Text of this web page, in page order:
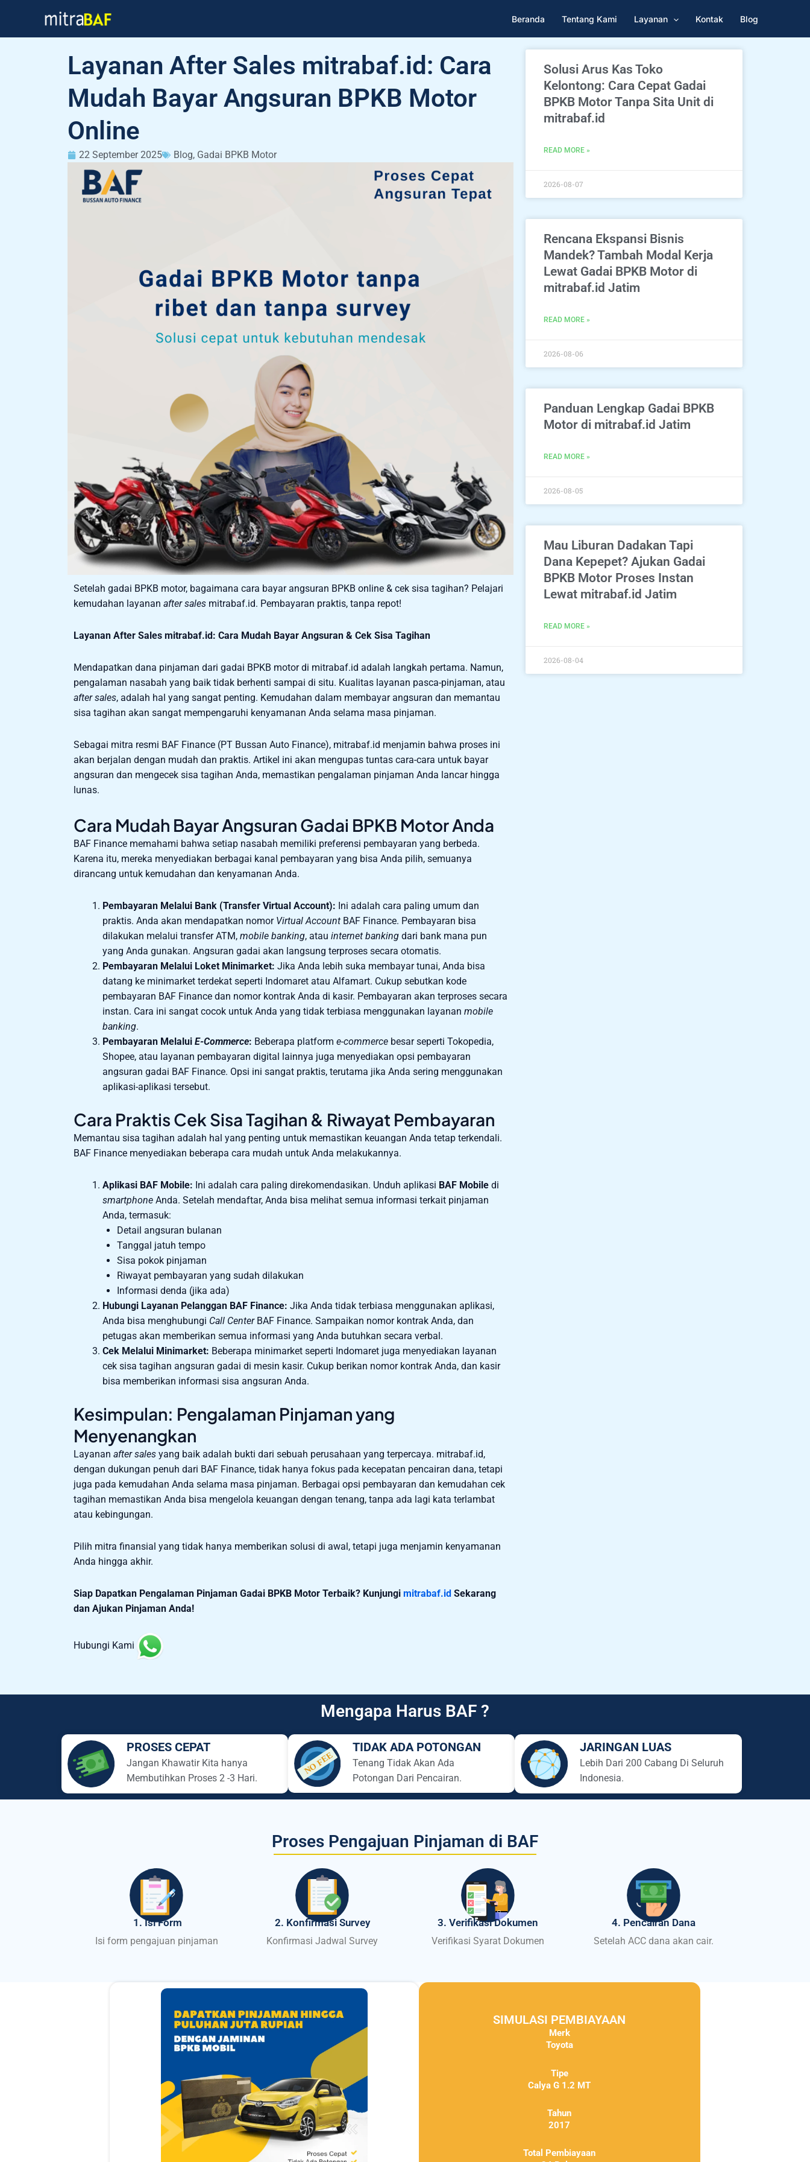
content
Beranda Tentang Kami Layanan Kontak Blog
Layanan After Sales mitrabaf.id: Cara
Mudah Bayar Angsuran BPKB Motor
Online
22 September 2025 Blog, Gadai BPKB Motor
Setelah gadai BPKB motor, bagaimana cara bayar angsuran BPKB online & cek sisa tagihan? Pelajari
kemudahan layanan after sales mitrabaf.id. Pembayaran praktis, tanpa repot!
Layanan After Sales mitrabaf.id: Cara Mudah Bayar Angsuran & Cek Sisa Tagihan
Mendapatkan dana pinjaman dari gadai BPKB motor di mitrabaf.id adalah langkah pertama. Namun,
pengalaman nasabah yang baik tidak berhenti sampai di situ. Kualitas layanan pasca-pinjaman, atau
after sales, adalah hal yang sangat penting. Kemudahan dalam membayar angsuran dan memantau
sisa tagihan akan sangat mempengaruhi kenyamanan Anda selama masa pinjaman.
Sebagai mitra resmi BAF Finance (PT Bussan Auto Finance), mitrabaf.id menjamin bahwa proses ini
akan berjalan dengan mudah dan praktis. Artikel ini akan mengupas tuntas cara-cara untuk bayar
angsuran dan mengecek sisa tagihan Anda, memastikan pengalaman pinjaman Anda lancar hingga
lunas.
Cara Mudah Bayar Angsuran Gadai BPKB Motor Anda
BAF Finance memahami bahwa setiap nasabah memiliki preferensi pembayaran yang berbeda.
Karena itu, mereka menyediakan berbagai kanal pembayaran yang bisa Anda pilih, semuanya
dirancang untuk kemudahan dan kenyamanan Anda.
Pembayaran Melalui Bank (Transfer Virtual Account): Ini adalah cara paling umum dan
praktis. Anda akan mendapatkan nomor Virtual Account BAF Finance. Pembayaran bisa
dilakukan melalui transfer ATM, mobile banking, atau internet banking dari bank mana pun
yang Anda gunakan. Angsuran gadai akan langsung terproses secara otomatis.
Pembayaran Melalui Loket Minimarket: Jika Anda lebih suka membayar tunai, Anda bisa
datang ke minimarket terdekat seperti Indomaret atau Alfamart. Cukup sebutkan kode
pembayaran BAF Finance dan nomor kontrak Anda di kasir. Pembayaran akan terproses secara
instan. Cara ini sangat cocok untuk Anda yang tidak terbiasa menggunakan layanan mobile
banking.
Pembayaran Melalui E-Commerce: Beberapa platform e-commerce besar seperti Tokopedia,
Shopee, atau layanan pembayaran digital lainnya juga menyediakan opsi pembayaran
angsuran gadai BAF Finance. Opsi ini sangat praktis, terutama jika Anda sering menggunakan
aplikasi-aplikasi tersebut.
Cara Praktis Cek Sisa Tagihan & Riwayat Pembayaran
Memantau sisa tagihan adalah hal yang penting untuk memastikan keuangan Anda tetap terkendali.
BAF Finance menyediakan beberapa cara mudah untuk Anda melakukannya.
Aplikasi BAF Mobile: Ini adalah cara paling direkomendasikan. Unduh aplikasi BAF Mobile di
smartphone Anda. Setelah mendaftar, Anda bisa melihat semua informasi terkait pinjaman
Anda, termasuk:
Detail angsuran bulanan
Tanggal jatuh tempo
Sisa pokok pinjaman
Riwayat pembayaran yang sudah dilakukan
Informasi denda (jika ada)
Hubungi Layanan Pelanggan BAF Finance: Jika Anda tidak terbiasa menggunakan aplikasi,
Anda bisa menghubungi Call CenterBAF Finance. Sampaikan nomor kontrak Anda, dan
petugas akan memberikan semua informasi yang Anda butuhkan secara verbal.
Cek Melalui Minimarket: Beberapa minimarket seperti Indomaret juga menyediakan layanan
cek sisa tagihan angsuran gadai di mesin kasir. Cukup berikan nomor kontrak Anda, dan kasir
bisa memberikan informasi sisa angsuran Anda.
Kesimpulan: Pengalaman Pinjaman yang
Menyenangkan
Layanan after sales yang baik adalah bukti dari sebuah perusahaan yang terpercaya. mitrabaf.id,
dengan dukungan penuh dari BAF Finance, tidak hanya fokus pada kecepatan pencairan dana, tetapi
juga pada kemudahan Anda selama masa pinjaman. Berbagai opsi pembayaran dan kemudahan cek
tagihan memastikan Anda bisa mengelola keuangan dengan tenang, tanpa ada lagi kata terlambat
atau kebingungan.
Pilih mitra finansial yang tidak hanya memberikan solusi di awal, tetapi juga menjamin kenyamanan
Anda hingga akhir.
Siap Dapatkan Pengalaman Pinjaman Gadai BPKB Motor Terbaik? Kunjungi mitrabaf.id Sekarang
dan Ajukan Pinjaman Anda!
Hubungi Kami
Solusi Arus Kas Toko
Kelontong: Cara Cepat Gadai
BPKB Motor Tanpa Sita Unit di
mitrabaf.id
READ MORE »
2026-08-07
Rencana Ekspansi Bisnis
Mandek? Tambah Modal Kerja
Lewat Gadai BPKB Motor di
mitrabaf.id Jatim
READ MORE »
2026-08-06
Panduan Lengkap Gadai BPKB
Motor di mitrabaf.id Jatim
READ MORE »
2026-08-05
Mau Liburan Dadakan Tapi
Dana Kepepet? Ajukan Gadai
BPKB Motor Proses Instan
Lewat mitrabaf.id Jatim
READ MORE »
2026-08-04
Mengapa Harus BAF ?
PROSES CEPAT
Jangan Khawatir Kita hanya
Membutihkan Proses 2 -3 Hari.
TIDAK ADA POTONGAN
Tenang Tidak Akan Ada
Potongan Dari Pencairan.
JARINGAN LUAS
Lebih Dari 200 Cabang Di Seluruh
Indonesia.
Proses Pengajuan Pinjaman di BAF
1. Isi Form
Isi form pengajuan pinjaman
2. Konfirmasi Survey
Konfirmasi Jadwal Survey
3. Verifikasi Dokumen
Verifikasi Syarat Dokumen
4. Pencairan Dana
Setelah ACC dana akan cair.
SIMULASI PEMBIAYAAN
Merk
Toyota
Tipe
Calya G 1.2 MT
Tahun
2017
Total Pembiayaan